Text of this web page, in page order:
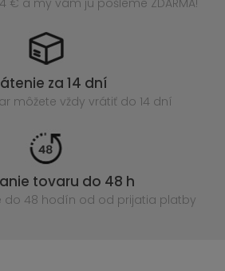
€ a my vám ju pošleme ZDARMA!
za 14 dní
môžete vždy vrátiť do 14 dní
tovaru do 48 h
do 48 hodín od od prijatia platby